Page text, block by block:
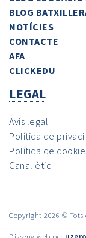
BLOG
NOTÍCIES
CONTACTE
AFA
CLICKEDU
LEGAL
Avís legal
Política de
Política de
Canal ètic
Copyright 2026 © Tots